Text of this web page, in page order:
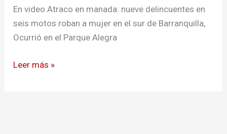
En video Atraco en manada: nueve delincuentes en
seis motos roban a mujer en el sur de Barranquilla,
Ocurrió en el Parque Alegra
a
una
mujer
Leer más »